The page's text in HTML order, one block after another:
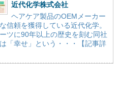
近代化学株式会社
ヘアケア製品のOEMメーカー
信頼を獲得している近代化学。
ツに90年以上の歴史を刻む同社
「幸せ」という・・・【記事詳